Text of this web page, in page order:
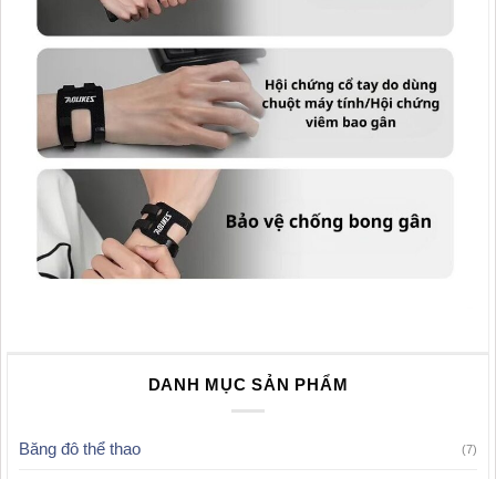
DANH MỤC SẢN PHẨM
Băng đô thể thao (7)